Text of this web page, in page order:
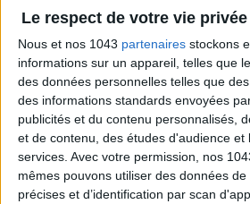
Le respect de votre vie
Nous et nos 1043 partenaires stockons
informations sur un appareil, telles que
des données personnelles telles que
des informations standards envoyées
publicités et du contenu personnalisés,
et de contenu, des études d'audience et
services. Avec votre permission, nos
mêmes pouvons utiliser des données de
précises et d’identification par scan
THE BEST HOTELS FOR A SPA AND